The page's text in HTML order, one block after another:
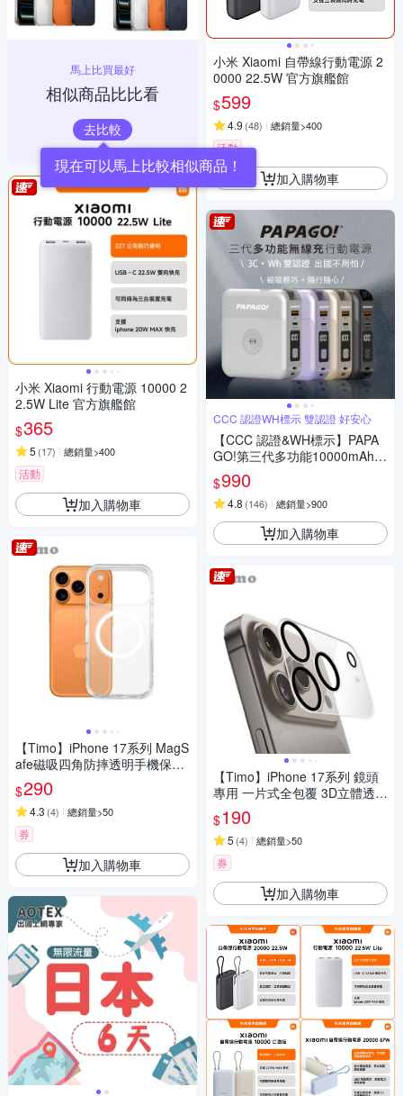
馬上比買最好
相似商品比比看
去比較
小米 Xiaomi 行動電源 10000 2
2.5W Lite 官方旗艦館
$365
5 (17) 總銷量>400
活動
加入購物車
【Timo】iPhone 17系列 MagS
afe磁吸四角防摔透明手機保護
殼套
$290
4.3 (4) 總銷量>50
券
加入購物車
小米 Xiaomi 自帶線行動電源 2
0000 22.5W 官方旗艦館
$599
4.9 (48) 總銷量>400
活動
加入購物車
CCC 認證WH標示 雙認證 好安心
【CCC 認證&WH標示】PAPA
GO!第三代多功能10000mAh可
分離式充電線行動電源BS-WL7
20-快
$990
4.8 (146) 總銷量>900
加入購物車
【Timo】iPhone 17系列 鏡頭
專用 一片式全包覆 3D立體透明
高硬度抗刮保護貼
$190
5 (4) 總銷量>50
券
加入購物車